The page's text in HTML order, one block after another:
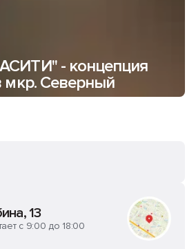
- концепция
Северный
13
с 9:00 до 18:00